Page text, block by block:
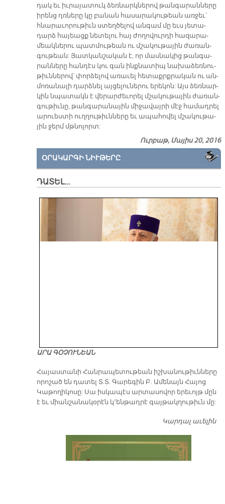
դակ եւ իւ­րա­յա­տուկ ձեռ­նարկ­նե­րով թան­գա­րան­նե­րը
ի­րենց դռնե­րը կը բա­նան հա­սա­րա­կու­թեան առ­ջեւ՝
հնա­րա­ւո­րու­թիւն ստեղ­ծե­լով ան­գամ մը եւս յե­տա­
դարձ հա­յեացք նե­տե­լու հայ ժո­ղո­վուր­դի հա­զա­րա­
մեակ­նե­րու պատ­մու­թեան ու մշա­կու­թա­յին ժա­ռան­
գու­թեան: Յատ­կան­շա­կան է, որ մաս­նա­կից թան­գա­
րան­նե­րը հան­դէս կու գան ինք­նա­տիպ նա­խա­ձեռ­նու­
թիւն­նե­րով՝ փոր­ձե­լով ա­ռա­ւել հե­տաքրք­րա­կան ու ան­
մո­ռա­նա­լի դարձ­նել այ­ցե­լու­նե­րու ե­րե­կոն: Այս ձեռ­նար­
կին նպա­տակն է վե­րար­ժե­ւո­րել մշա­կու­թա­յին ժա­ռան­
գու­թիւ­նը, թան­գա­րա­նա­յին մի­ջա­վայ­րի մէջ հա­մադ­րել
ա­րուես­տի ուղ­ղու­թիւն­նե­րը եւ ա­պա­հո­վել մշա­կու­թա­
յին ջերմ մթնո­լորտ:
Ուրբաթ, Մայիս 20, 2016
ՕՐԱԿԱՐԳԻ ՆԻՒԹԵՐԸ
ԴԱՏԵԼ…
ԱՐԱ ԳՕՉՈՒՆԵԱՆ
​Հայաստանի Հանրապետութեան իշխանութիւնները
որոշած են դատել Տ.Տ. Գարեգին Բ. Ամենայն Հայոց
Կաթողիկոսը: Սա իսկապէս արտասովոր երեւոյթ մըն
է եւ միանշանակօրէն կ՚ենթադրէ գայթակղութիւն մը:
Կարդալ աւելին